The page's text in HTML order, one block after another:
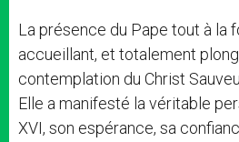
La présence du Pape tout à la
accueillant, et totalement
contemplation du Christ
Elle a manifesté la véritable
XVI, son espérance, sa